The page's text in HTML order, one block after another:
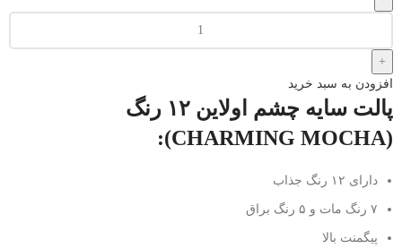
افزودن به سبد خرید
پالت سایه چشم اولاین ۱۲ رنگ
(CHARMING MOCHA):
دارای ۱۲ رنگ جذاب
۷ رنگ مات و ۵ رنگ براق
پیگمنت بالا